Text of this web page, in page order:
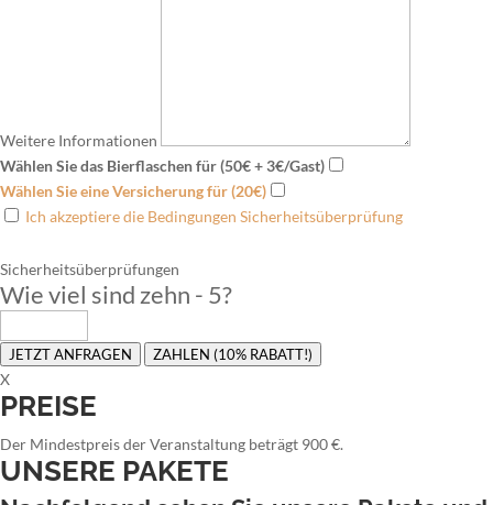
Weitere Informationen
Wählen Sie das Bierflaschen für (50€ + 3€/Gast)
Wählen Sie eine Versicherung für (20€)
Ich akzeptiere die Bedingungen Sicherheitsüberprüfung
Sicherheitsüberprüfungen
Wie viel sind zehn - 5?
JETZT ANFRAGEN ZAHLEN (10% RABATT!)
X
PREISE
Der Mindestpreis der Veranstaltung beträgt 900 €.
UNSERE PAKETE